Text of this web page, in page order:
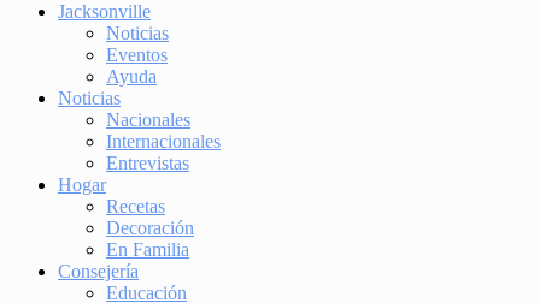
Jacksonville
Noticias
Eventos
Ayuda
Noticias
Nacionales
Internacionales
Entrevistas
Hogar
Recetas
Decoración
En Familia
Consejería
Educación